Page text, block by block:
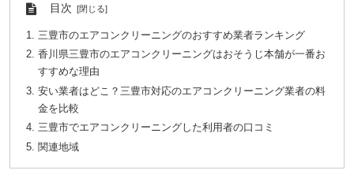
目次
三豊市のエアコンクリーニングのおすすめ業者ランキング
香川県三豊市のエアコンクリーニングはおそうじ本舗が一番お
すすめな理由
安い業者はどこ？三豊市対応のエアコンクリーニング業者の料
金を比較
三豊市でエアコンクリーニングした利用者の口コミ
関連地域